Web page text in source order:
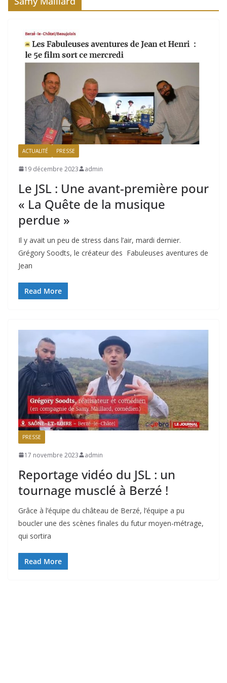
ACTUALITÉ PRESSE
19 décembre 2023 admin
Le JSL : Une avant-première pour
« La Quête de la musique
perdue »
Il y avait un peu de stress dans l’air, mardi dernier.
Grégory Soodts, le créateur des Fabuleuses aventures de
Jean
Read More
PRESSE
17 novembre 2023 admin
Reportage vidéo du JSL : un
tournage musclé à Berzé !
Grâce à l’équipe du château de Berzé, l’équipe a pu
boucler une des scènes finales du futur moyen-métrage,
qui sortira
Read More